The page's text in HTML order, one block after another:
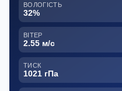
ВОЛОГІСТЬ
32%
ВІТЕР
2.55 м/с
ТИСК
1021 гПа